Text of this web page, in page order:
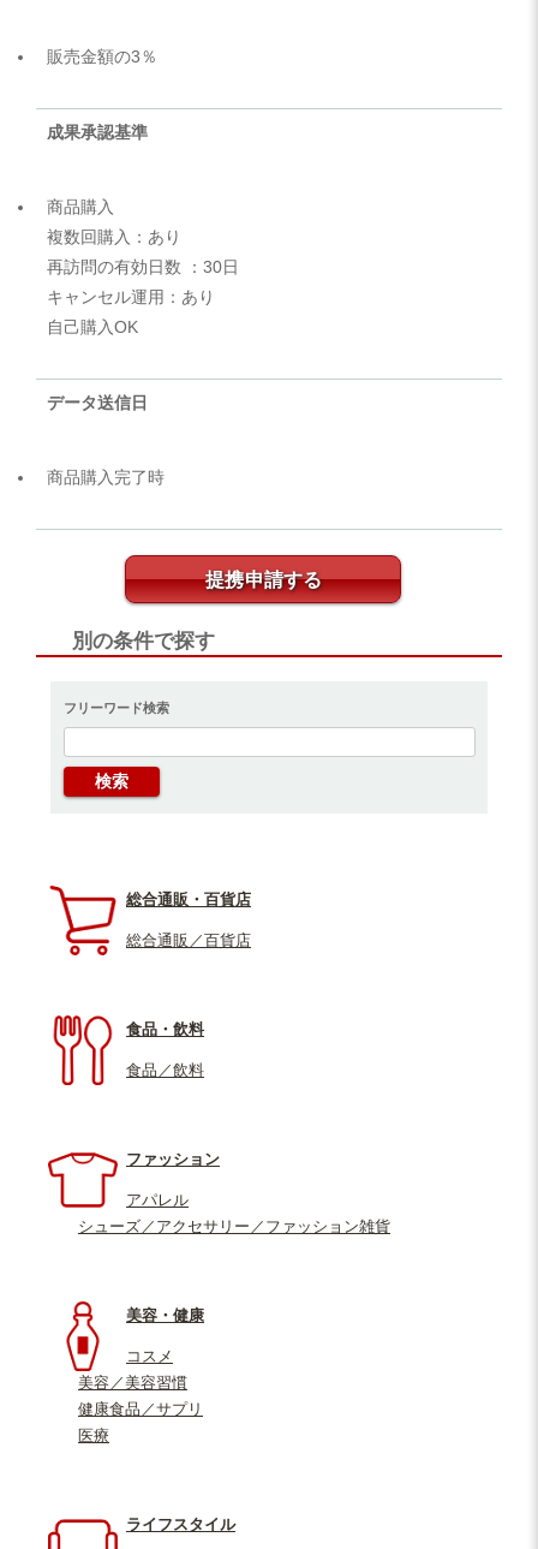
販売金額の3％
成果承認基準
商品購入
複数回購入：あり
再訪問の有効日数 ：30日
キャンセル運用：あり
自己購入OK
データ送信日
商品購入完了時
提携申請する
別の条件で探す
フリーワード検索
総合通販・百貨店
総合通販／百貨店
食品・飲料
食品／飲料
ファッション
アパレル
シューズ／アクセサリー／ファッション雑貨
美容・健康
コスメ
美容／美容習慣
健康食品／サプリ
医療
ライフスタイル